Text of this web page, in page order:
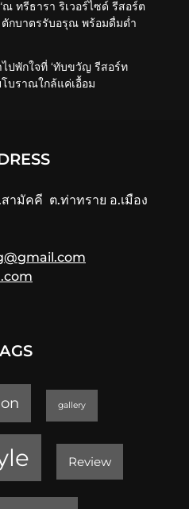
ณ ทรีธารา ริเวอร์ไซด์ รีสอร์ต
กบาตรรับอรุณ พร้อมดื่มด่ำ
ปพักใจที่ ‘ทับขวัญ รีสอร์ท
บราณใกล้แค่เอื้อม
ามัคคี ต.ท่าทราย อ.เมือง
gallery
Review